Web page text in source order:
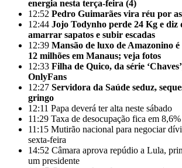
energia nesta terça-feira (4)
12:52 Pedro Guimarães vira réu por
12:44 Jojo Todynho perde 24 Kg e diz
amarrar sapatos e subir escadas
12:39 Mansão de luxo de Amazonino
12 milhões em Manaus; veja fotos
12:33 Filha de Quico, da série
OnlyFans
12:27 Servidora da Saúde seduz,
gringo
12:11 Papa deverá ter alta neste sábado
11:29 Taxa de desocupação fica em
11:15 Mutirão nacional para negociar
sexta-feira
14:52 Câmara aprova repúdio a Lula,
um presidente